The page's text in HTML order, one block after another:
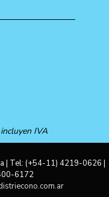
IVA
| Tel: (+54-11) 4219-0626 |
6172